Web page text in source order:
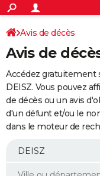
ACTUALITÉS
Politique
Société
Faits Divers
Education
Monde
Villes
+
SPORT
Coupe du monde 2026
Football
Tennis
Cyclisme
Rugby
Forum
Programme TV
TNT
Streaming
Cinéma
Sorties cinéma
Musique
+
FINANCE
Retraite
Impôts
Epargne
Immobilier
Risques naturels par ville
Banque
Assurance
Crédit
AUTO
Essais
Réserver un essai
Citadines
Berlines
SUV
Forum auto
+
Mobiles
Meilleur smartphone
Internet
Ordinateurs
Jeux vidéo
Guide high-tech
Avis de décès
Avis de
Accédez gratuitement
DEISZ. Vous pouvez
de décès ou un avis
d'un défunt et/ou le
dans le moteur de